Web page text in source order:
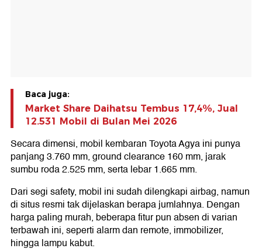
Baca juga:
Market Share Daihatsu Tembus 17,4%, Jual
12.531 Mobil di Bulan Mei 2026
Secara dimensi, mobil kembaran Toyota Agya ini punya
panjang 3.760 mm, ground clearance 160 mm, jarak
sumbu roda 2.525 mm, serta lebar 1.665 mm.
Dari segi safety, mobil ini sudah dilengkapi airbag, namun
di situs resmi tak dijelaskan berapa jumlahnya. Dengan
harga paling murah, beberapa fitur pun absen di varian
terbawah ini, seperti alarm dan remote, immobilizer,
hingga lampu kabut.